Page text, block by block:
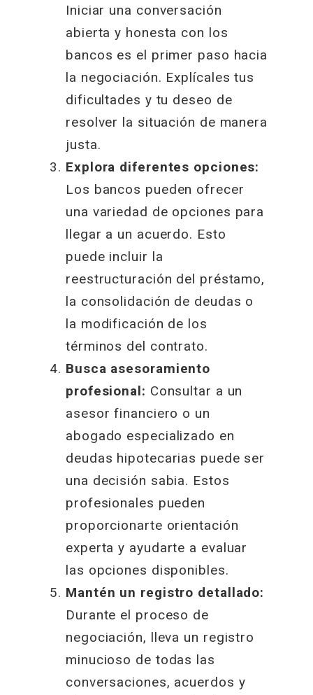
Iniciar una conversación
abierta y honesta con los
bancos es el primer paso hacia
la negociación. Explícales tus
dificultades y tu deseo de
resolver la situación de manera
justa.
Explora diferentes opciones:
Los bancos pueden ofrecer
una variedad de opciones para
llegar a un acuerdo. Esto
puede incluir la
reestructuración del préstamo,
la consolidación de deudas o
la modificación de los
términos del contrato.
Busca asesoramiento
profesional: Consultar a un
asesor financiero o un
abogado especializado en
deudas hipotecarias puede ser
una decisión sabia. Estos
profesionales pueden
proporcionarte orientación
experta y ayudarte a evaluar
las opciones disponibles.
Mantén un registro detallado:
Durante el proceso de
negociación, lleva un registro
minucioso de todas las
conversaciones, acuerdos y